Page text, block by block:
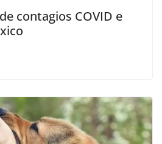
contagios COVID e